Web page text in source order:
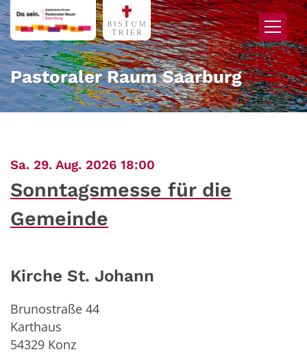
Zum Inhalt springen
Pastoraler Raum Saarburg
Sa. 29. Aug. 2026 18:00
Sonntagsmesse für die
Gemeinde
Kirche St. Johann
Brunostraße 44
Karthaus
54329 Konz